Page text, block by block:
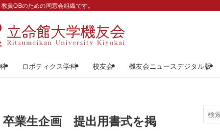
員OBのための同窓会組織です。
ロボティクス学科 校友会 機友会ニュースデジタル版
業生企画 提出用書式を掲